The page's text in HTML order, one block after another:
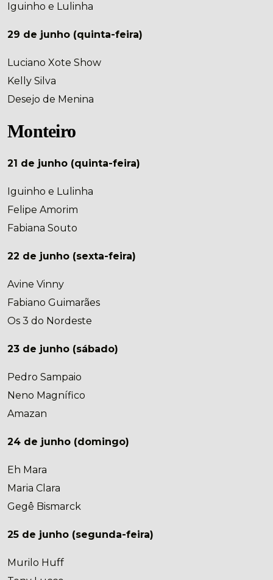
Iguinho e Lulinha
29 de junho (quinta-feira)
Luciano Xote Show
Kelly Silva
Desejo de Menina
Monteiro
21 de junho (quinta-feira)
Iguinho e Lulinha
Felipe Amorim
Fabiana Souto
22 de junho (sexta-feira)
Avine Vinny
Fabiano Guimarães
Os 3 do Nordeste
23 de junho (sábado)
Pedro Sampaio
Neno Magnífico
Amazan
24 de junho (domingo)
Eh Mara
Maria Clara
Gegê Bismarck
25 de junho (segunda-feira)
Murilo Huff